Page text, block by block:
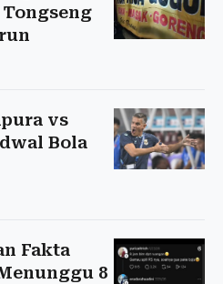
vs
Bola
Fakta
8